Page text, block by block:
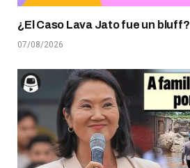
¿El Caso Lava Jato fue un bluff?
07/08/2026